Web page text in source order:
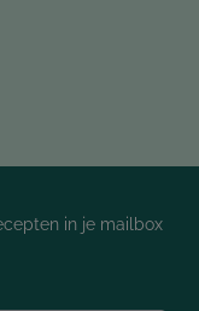
in je mailbox